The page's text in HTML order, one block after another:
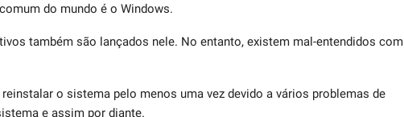
do mundo é o Windows.
também são lançados nele. No entanto, existem mal-entendidos com
o sistema pelo menos uma vez devido a vários problemas de
e assim por diante.